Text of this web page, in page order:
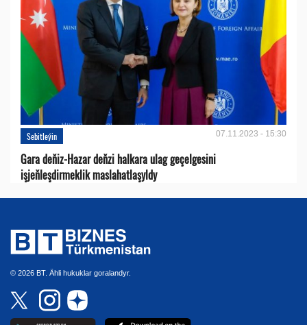
Sebitleýin 07.11.2023 - 15:30
Gara deňiz-Hazar deňzi halkara ulag geçelgesini
işjeňleşdirmeklik maslahatlaşyldy
© 2026 BT. Ähli hukuklar goralandyr.